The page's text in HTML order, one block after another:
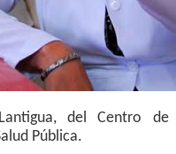
del Centro de
Pública.